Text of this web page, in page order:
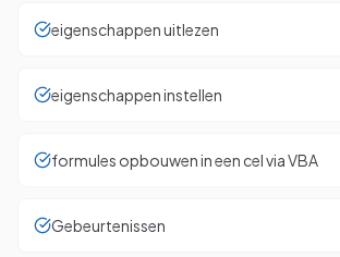
eigenschappen uitlezen
eigenschappen instellen
formules opbouwen in een cel via VBA
Gebeurtenissen